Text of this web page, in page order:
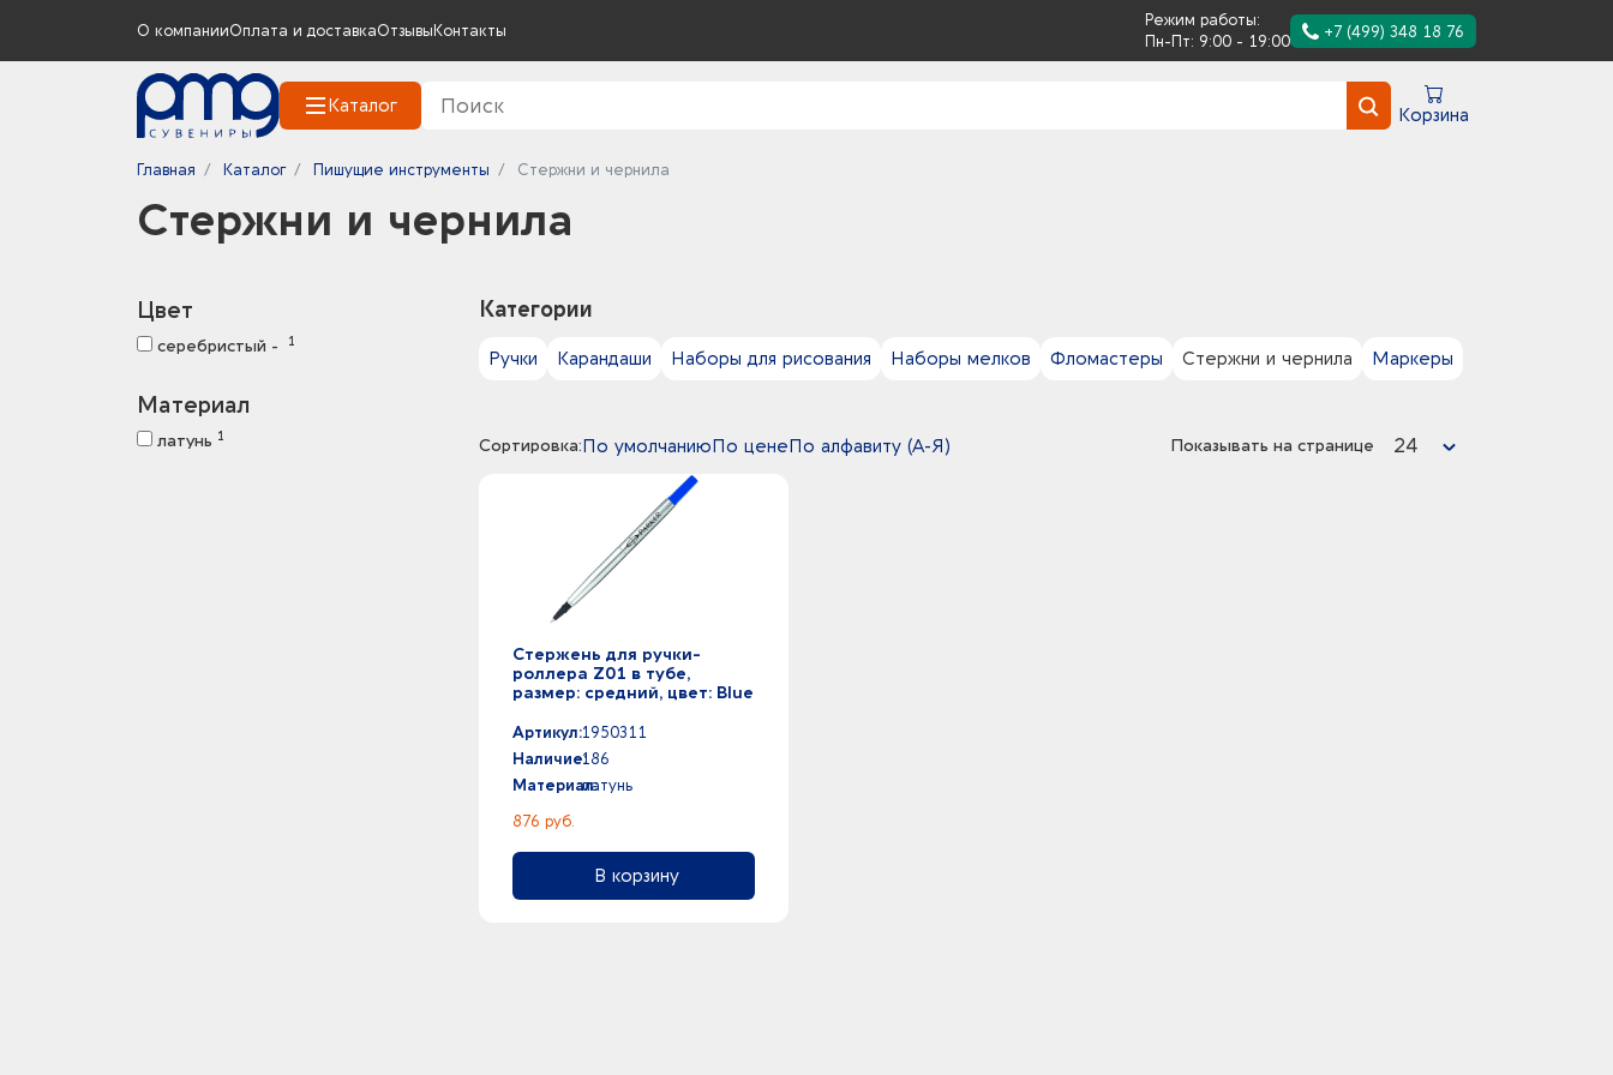
О компанииОплата и доставкаОтзывы Контакты
Режим работы:
Пн-Пт: 9:00 - 19:00
+7 (499) 348 18 76
Каталог Корзина
Главная Каталог Пишущие инструменты Стержни и чернила
Стержни и чернила
Цвет
серебристый - 1
Материал
латунь 1
Категории
Ручки Карандаши Наборы для рисования Наборы мелков Фломастеры Стержни и чернила Маркеры
Сортировка:По умолчаниюПо ценеПо алфавиту (А-Я) Показывать на странице 24
Стержень для ручки-
роллера Z01 в тубе,
размер: средний, цвет: Blue
Артикул:1950311
Наличие:186
Материал:латунь
876 руб.
В корзину